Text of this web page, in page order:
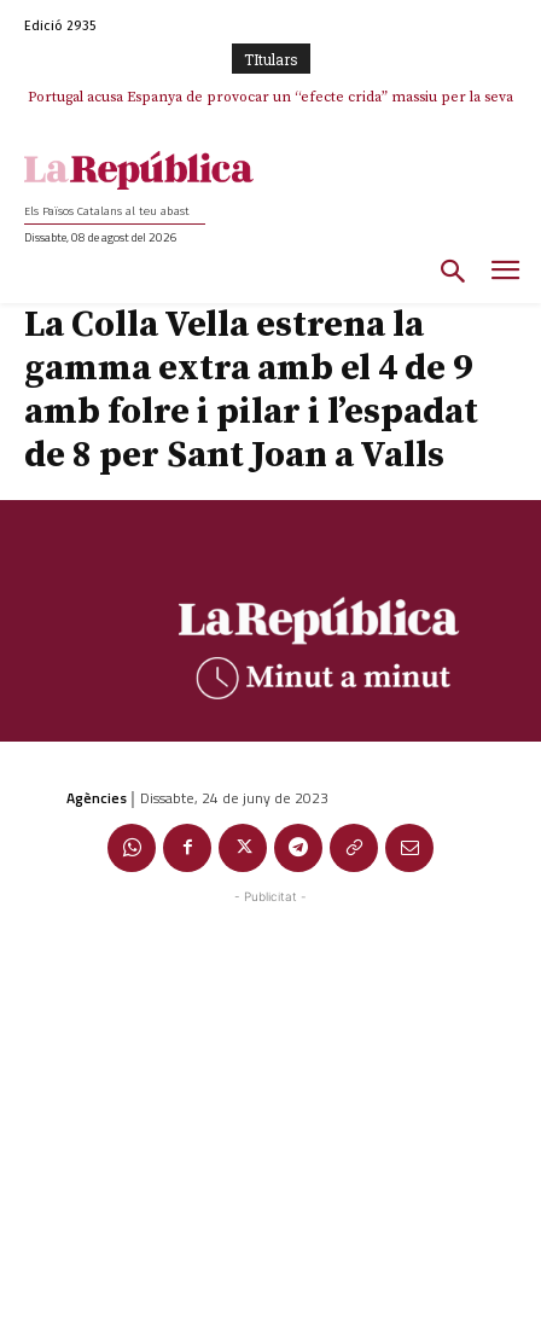
Edició 2935
TItulars
Portugal acusa Espanya de provocar un “efecte crida” massiu per la seva
Els Països Catalans al teu abast
Dissabte, 08 de agost del 2026
La Colla Vella estrena la
gamma extra amb el 4 de 9
amb folre i pilar i l’espadat
de 8 per Sant Joan a Valls
Agències | Dissabte, 24 de juny de 2023
- Publicitat -